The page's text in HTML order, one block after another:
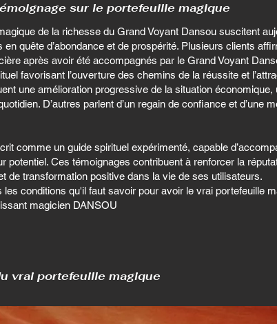
sur le portefeuille magique
de la richesse du Grand Voyant Dansou suscitent
quête d’abondance et de prospérité. Plusieurs clients
après avoir été accompagnés par le Grand Voyant
favorisant l’ouverture des chemins de la réussite et
une amélioration progressive de la situation économique,
D’autres parlent d’un regain de confiance et d’une
comme un guide spirituel expérimenté, capable
potentiel. Ces témoignages contribuent à renforcer la
de transformation positive dans la vie de ses utilisateurs.
conditions qu'il faut savoir pour avoir le vrai portefeuille
magicien DANSOU
vrai portefeuille magique